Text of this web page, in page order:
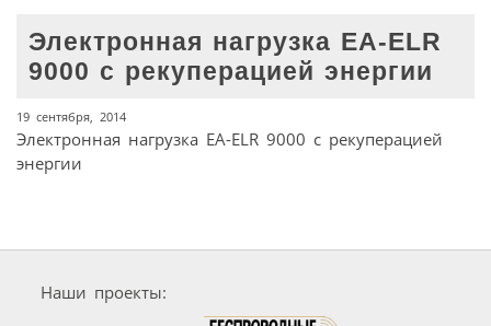
Электронная нагрузка EA-ELR
9000 с рекуперацией энергии
19 сентября, 2014
Электронная нагрузка EA-ELR 9000 с рекуперацией
энергии
Наши проекты: